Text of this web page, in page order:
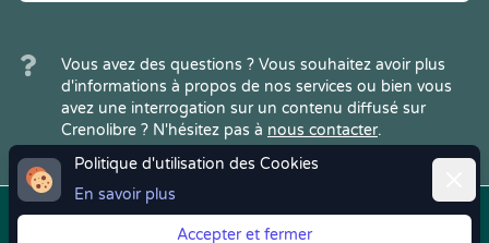
Politique d'utilisation des Cookies
En savoir plus
Accepter et fermer
Vous avez des questions ? Vous souhaitez avoir plus
d'informations à propos de nos services ou bien vous
avez une interrogation sur un contenu diffusé sur
Crenolibre ? N'hésitez pas à nous contacter.
Copyright © 2022Crenolibre, tous
Mentions
| CGV | RGPD